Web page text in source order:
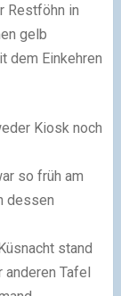
Restföhn in
gelb
dem Einkehren
Kiosk noch
so früh am
dessen
stand
Tafel